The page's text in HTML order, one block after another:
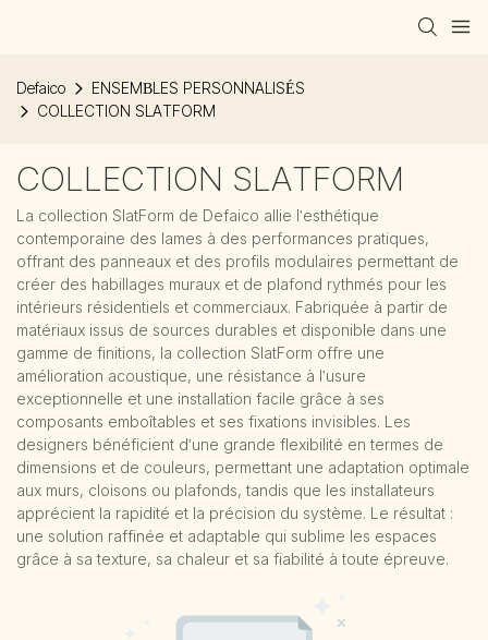
Defaico
ENSEMBLES PERSONNALISÉS
COLLECTION SLATFORM
COLLECTION SLATFORM
La collection SlatForm de Defaico allie l'esthétique
contemporaine des lames à des performances pratiques,
offrant des panneaux et des profils modulaires permettant de
créer des habillages muraux et de plafond rythmés pour les
intérieurs résidentiels et commerciaux. Fabriquée à partir de
matériaux issus de sources durables et disponible dans une
gamme de finitions, la collection SlatForm offre une
amélioration acoustique, une résistance à l'usure
exceptionnelle et une installation facile grâce à ses
composants emboîtables et ses fixations invisibles. Les
designers bénéficient d'une grande flexibilité en termes de
dimensions et de couleurs, permettant une adaptation optimale
aux murs, cloisons ou plafonds, tandis que les installateurs
apprécient la rapidité et la précision du système. Le résultat :
une solution raffinée et adaptable qui sublime les espaces
grâce à sa texture, sa chaleur et sa fiabilité à toute épreuve.